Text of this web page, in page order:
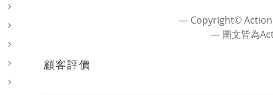
― Copyright©
― 圖文皆為
顧客評價